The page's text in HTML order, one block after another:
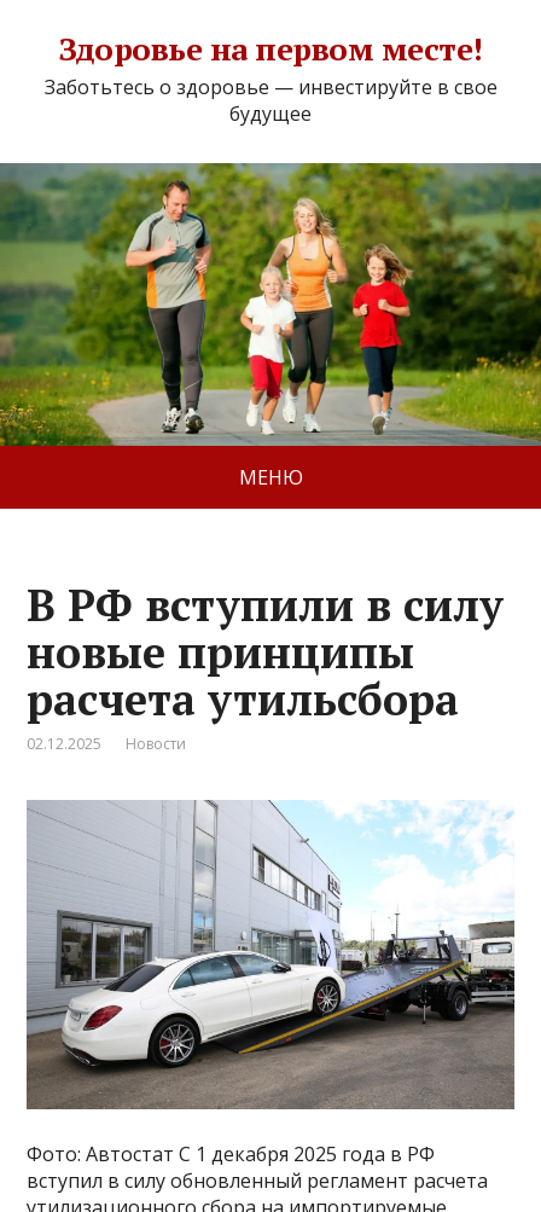
Здоровье на первом месте!
Заботьтесь о здоровье — инвестируйте в свое
будущее
МЕНЮ
В РФ вступили в силу
новые принципы
расчета утильсбора
02.12.2025 Новости
Фото: Автостат С 1 декабря 2025 года в РФ
вступил в силу обновленный регламент расчета